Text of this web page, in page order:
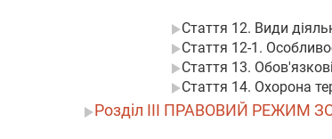
Стаття 12. Види
Стаття 12-1.
Стаття 13.
Стаття 14. Охорона
Розділ III ПРАВОВИЙ РЕЖИМ